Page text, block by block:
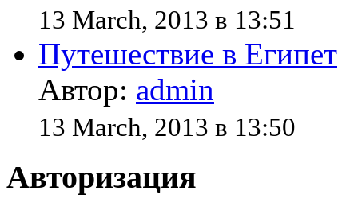
13 March, 2013 в 13:51
Путешествие в Египет
Автор: admin
13 March, 2013 в 13:50
Авторизация